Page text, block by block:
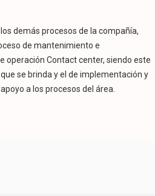
demás procesos de la compañía,
de mantenimiento e
operación Contact center, siendo este
se brinda y el de implementación y
a los procesos del área.